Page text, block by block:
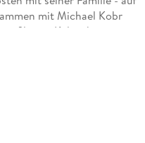
mit Michael Kobr
Kultreihe um
alles' und dem zweiten